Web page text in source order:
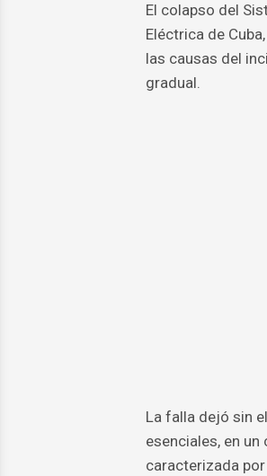
El colapso del
Eléctrica de
las causas del
gradual.
La falla dejó sin
esenciales, en
caracterizada